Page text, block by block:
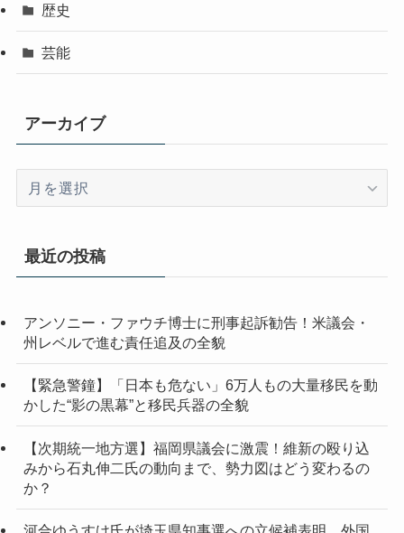
歴史
芸能
アーカイブ
イ
最近の投稿
アンソニー・ファウチ博士に刑事起訴勧告！米議会・
州レベルで進む責任追及の全貌
【緊急警鐘】「日本も危ない」6万人もの大量移民を動
かした“影の黒幕”と移民兵器の全貌
【次期統一地方選】福岡県議会に激震！維新の殴り込
みから石丸伸二氏の動向まで、勢力図はどう変わるの
か？